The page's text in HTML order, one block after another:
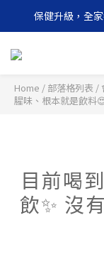
每日一瓶，輕
保健升級，全
每日一瓶，
Home / 部落格列表 /
腥味、根本就是飲料
目前喝
飲✨ 沒